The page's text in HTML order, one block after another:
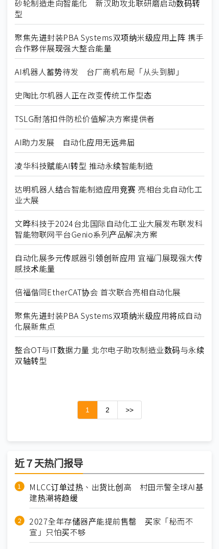
砂轮制造走向智能化 新汉助攻北联研磨启动数码转
型
聚焦先进封装PBA Systems双项纳米级应用上阵 携手
合作夥伴展现强大整合能量
AI机器人蓄势待发 台厂商机布局「从头到脚」
史陶比尔机器人正在改变传统工作型态
TSLG耐落扣件防松价值解决方案提供者
AI助力发展 自动化应用无远弗届
凌华科技赋能AI转型 推动永续智能制造
达明机器人结合智能制造应用竞赛 亮相台北自动化工
业大展
文晔科技于2024台北国际自动化工业大展发布联发科
智能物联网平台Genio系列产品解决方案
自动化展多元传感器引领创新应用 宜福门展现强大传
感技术能量
倍福偕同EtherCAT协会 首次联合亮相自动化展
聚焦先进封装PBA Systems双项纳米级应用将成自动
化展新焦点
整合OT与IT数据力量 北尔电子助攻制造业数码与永续
双轴转型
1 2 >>
近７天热门报导
MLCC订单过热、出货比创高 村田示警全球AI基
建热潮将趋缓
2027全年存储器产能提前售罄 买家「秘而不
宣」只怕买不够